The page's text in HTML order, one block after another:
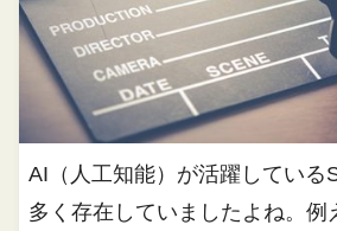
AI（人工知能）が活躍している
多く存在していましたよね。例